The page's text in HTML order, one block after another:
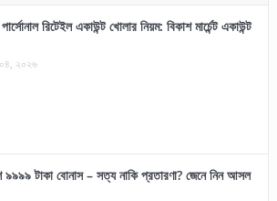
রিটেইল একাউন্ট খোলার নিয়ম: বিকাশ মার্চেন্ট একাউন্ট
২০২৬
৯৯৯৯ টাকা বোনাস – সত্য নাকি প্রতারণা? জেনে নিন আসল